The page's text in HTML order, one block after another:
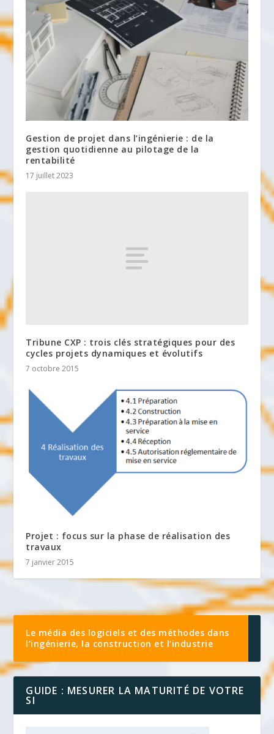
Gestion de projet dans l’ingénierie : de la
gestion quotidienne au pilotage de la
rentabilité
17 juillet 2023
Tribune CXP : trois clés stratégiques pour des
cycles projets dynamiques et évolutifs
7 octobre 2015
Projet : focus sur la phase de réalisation des
travaux
7 janvier 2015
Le média des logiciels et des méthodes dans
l’ingénierie, la construction et l’industrie
GUIDE : MESURER LA MATURITÉ DE VOTRE
SI